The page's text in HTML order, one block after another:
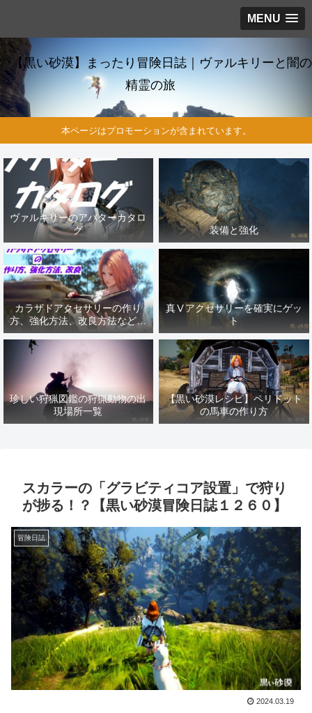
MENU
【黒い砂漠】まったり冒険日誌｜ヴァルキリーと闇の
精霊の旅
本ページはプロモーションが含まれています。
ヴァルキリーのアバターカタロ
グ
装備と強化
カラザドアクセサリーの作り
方、強化方法、改良方法などま
とめ【黒い砂漠冒険日誌１４１
真Ⅴアクセサリーを確実にゲッ
ト
珍しい狩猟図鑑の狩猟動物の出
現場所一覧
【黒い砂漠レシピ】ペリドット
の馬車の作り方
スカラーの「グラビティコア設置」で狩り
が捗る！？【黒い砂漠冒険日誌１２６０】
冒険日誌
2024.03.19